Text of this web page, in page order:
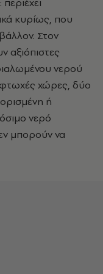
κυρίως, που
Στον
αξιόπιστες
νερού
φτωχές χώρες, δύο
ή
νερό
μπορούν να